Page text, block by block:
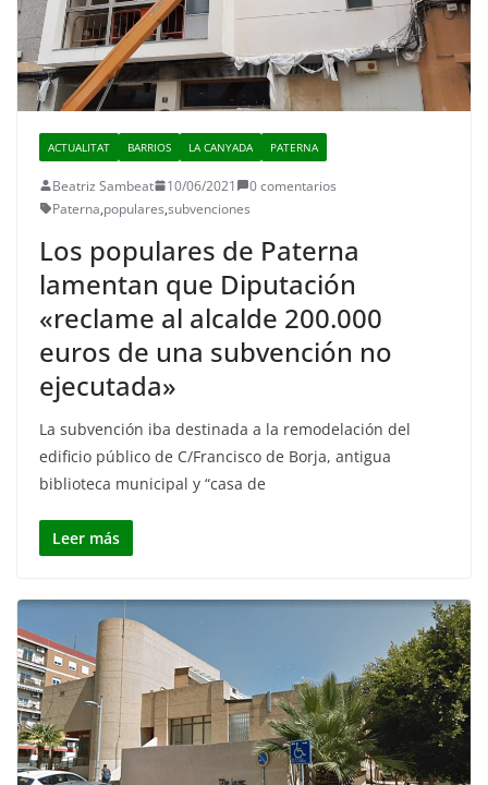
ACTUALITAT BARRIOS LA CANYADA PATERNA
Beatriz Sambeat 10/06/2021
0 comentarios
Paterna,populares,subvenciones
Los populares de Paterna
lamentan que Diputación
«reclame al alcalde 200.000
euros de una subvención no
ejecutada»
La subvención iba destinada a la remodelación del
edificio público de C/Francisco de Borja, antigua
biblioteca municipal y “casa de
Leer más